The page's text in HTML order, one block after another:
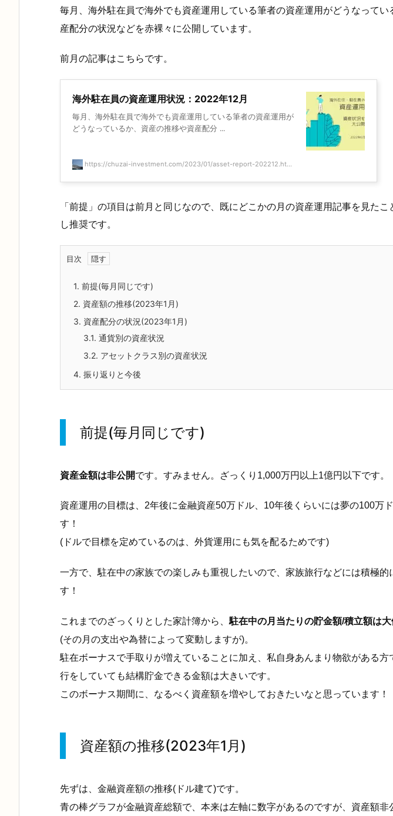
毎月、 海外駐在員で海外でも資産運用している筆者の資産運用がどうなってい
産配分の状況などを赤裸々に公開 しています。
前月の記事はこちらです。
海外駐在員の資産運用状況：2022年12月
毎月、海外駐在員で海外でも資産運用している筆者の資産運用が
どうなっているか、資産の推移や資産配分 ...
https://chuzai-investment.com/2023/01/asset-report-202212.ht...
「前提」の項目は前月と同じなので、既にどこかの月の資産運用記事を見た
し推奨です。
目次
1. 前提(毎月同じです)
2. 資産額の推移(2023年1月)
3. 資産配分の状況(2023年1月)
3.1. 通貨別の資産状況
3.2. アセットクラス別の資産状況
4. 振り返りと今後
前提(毎月同じです)
資産金額は非公開です。すみません。ざっくり1,000万円以上1億円以下です。
資産運用の目標は、 2年後に金融資産50万ドル、10年後くらいには夢の100万
す！
(ドルで目標を定めているのは、外貨運用にも気を配るためです)
一方で、駐在中の家族での楽しみも重視したいので、 家族旅行などには積極的
す ！
これまでのざっくりとした家計簿から、 駐在中の月当たりの貯金額/積立額は
(その月の支出や為替によって変動しますが)。
駐在ボーナスで手取りが増えていることに加え、私自身あんまり物欲がある方
行をしていても結構貯金できる金額は大きいです。
このボーナス期間に、なるべく資産額を増やしておきたいなと思っています！
資産額の推移(2023年1月)
先ずは、 金融資産額の推移(ドル建て)です。
青の棒グラフが金融資産総額で、本来は左軸に数字があるのですが、資産額非